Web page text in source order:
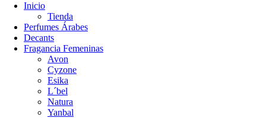
Inicio
Tienda
Perfumes Árabes
Decants
Fragancia Femeninas
Avon
Cyzone
Esika
L´bel
Natura
Yanbal